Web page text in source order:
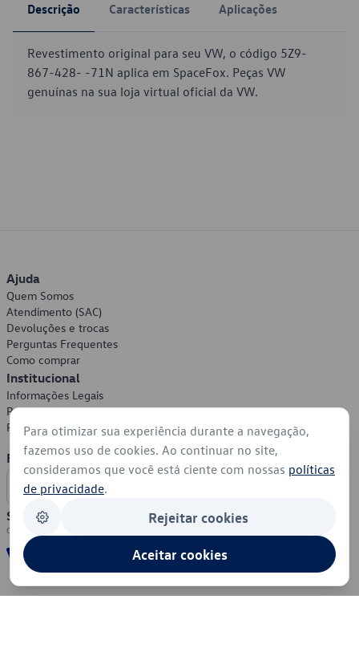
Descrição Características Aplicações
Revestimento original para seu VW, o código 5Z9-
867-428- -71N aplica em SpaceFox. Peças VW
genuínas na sua loja virtual oficial da VW.
Ajuda
Quem Somos
Atendimento (SAC)
Devoluções e trocas
Perguntas Frequentes
Como comprar
Institucional
Informações Legais
Política de Privacidade
Política de Cookies
Formas de Pagamento
Segurança
Para otimizar sua experiência durante a navegação,
fazemos uso de cookies. Ao continuar no site,
consideramos que você está ciente com nossas políticas
de privacidade.
Rejeitar cookies
Aceitar cookies